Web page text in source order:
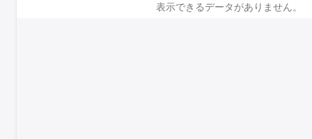
表示できるデータがありません。